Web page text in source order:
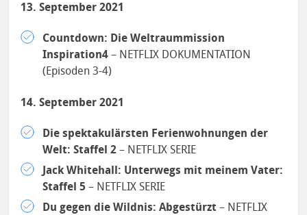
13. September 2021
Countdown: Die Weltraummission
Inspiration4 – NETFLIX DOKUMENTATION
(Episoden 3-4)
14. September 2021
Die spektakulärsten Ferienwohnungen der
Welt: Staffel 2 – NETFLIX SERIE
Jack Whitehall: Unterwegs mit meinem Vater:
Staffel 5 – NETFLIX SERIE
Du gegen die Wildnis: Abgestürzt – NETFLIX